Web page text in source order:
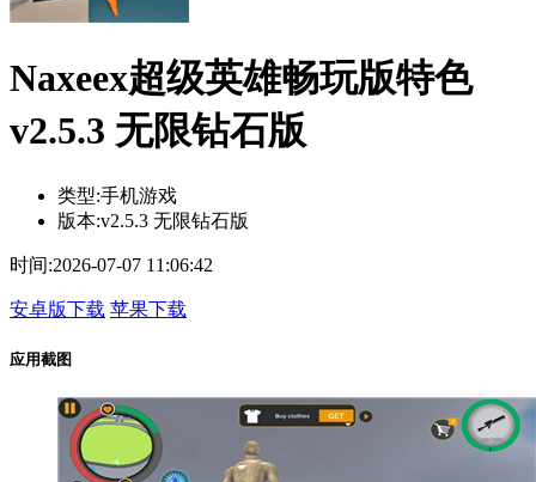
Naxeex超级英雄畅玩版特色
v2.5.3 无限钻石版
类型:手机游戏
版本:v2.5.3 无限钻石版
时间:2026-07-07 11:06:42
安卓版下载 苹果下载
应用截图